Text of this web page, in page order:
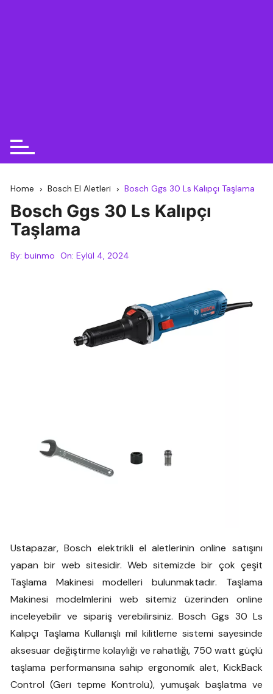
Home Bosch El Aletleri Bosch Ggs 30 Ls Kalıpçı Taşlama
Bosch Ggs 30 Ls Kalıpçı
Taşlama
By: buinmo On:Eylül 4, 2024
Ustapazar, Bosch elektrikli el aletlerinin online satışını
yapan bir web sitesidir. Web sitemizde bir çok çeşit
Taşlama Makinesi modelleri bulunmaktadır. Taşlama
Makinesi modelmlerini web sitemiz üzerinden online
inceleyebilir ve sipariş verebilirsiniz. Bosch Ggs 30 Ls
Kalıpçı Taşlama Kullanışlı mil kilitleme sistemi sayesinde
aksesuar değiştirme kolaylığı ve rahatlığı, 750 watt güçlü
taşlama performansına sahip ergonomik alet, KickBack
Control (Geri tepme Kontrolü), yumuşak başlatma ve